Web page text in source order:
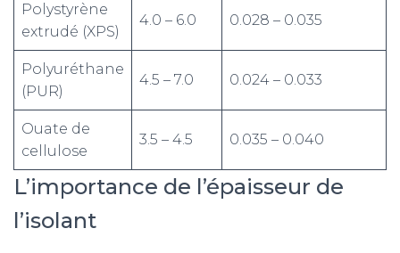
Polystyrène
extrudé (XPS)
4.0 – 6.0 0.028 – 0.035
Polyuréthane
(PUR)
4.5 – 7.0 0.024 – 0.033
Ouate de
cellulose
3.5 – 4.5 0.035 – 0.040
L’importance de l’épaisseur de
l’isolant